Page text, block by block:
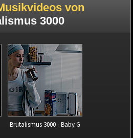
von
3000
Brutalismus 3000 - Baby G